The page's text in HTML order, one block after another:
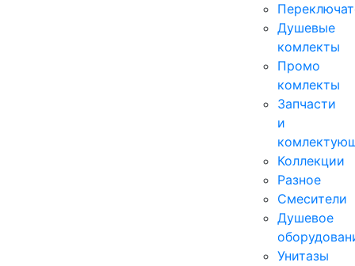
Душевые
комлекты
Промо
комлекты
Запчасти
и
Коллекции
Разное
Смесители
Душевое
Унитазы